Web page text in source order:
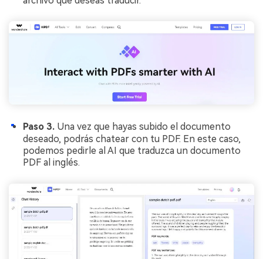
Paso 3. Una vez que hayas subido el documento
deseado, podrás chatear con tu PDF. En este caso,
podemos pedirle al AI que traduzca un documento
PDF al inglés.